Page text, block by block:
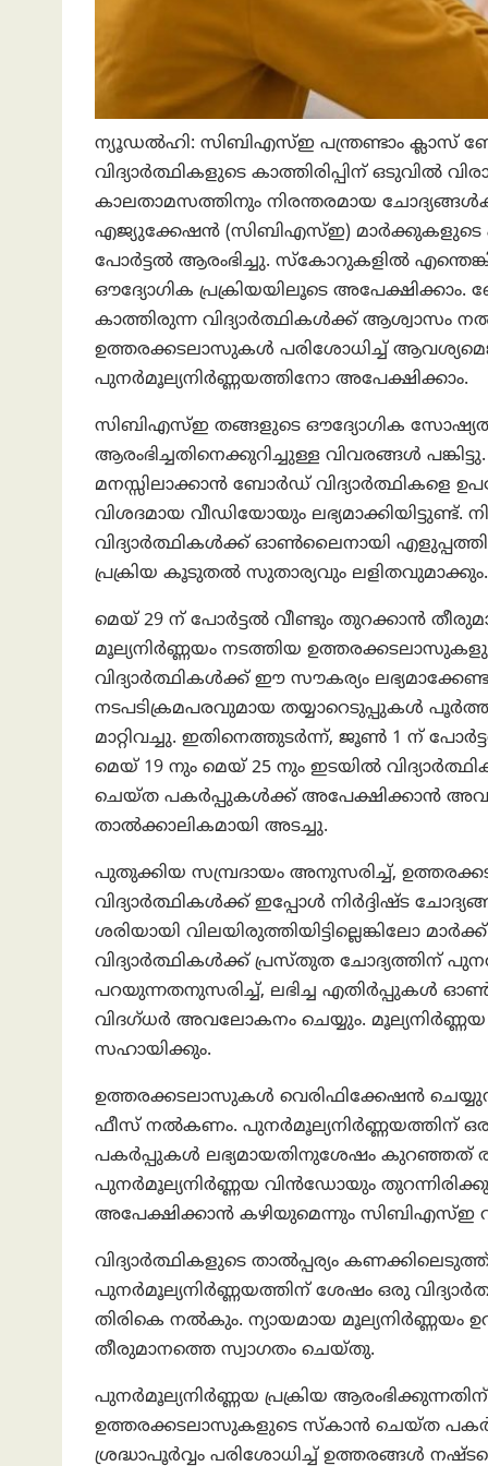
ന്യൂഡൽഹി: സിബിഎസ്ഇ പന്ത്രണ്ടാം ക്ലാസ്
വിദ്യാർത്ഥികളുടെ കാത്തിരിപ്പിന് ഒടുവിൽ
കാലതാമസത്തിനും നിരന്തരമായ
എജ്യുക്കേഷൻ (സിബിഎസ്ഇ) മാർക്കുകളുടെ
പോർട്ടൽ ആരംഭിച്ചു. സ്കോറുകളിൽ
ഔദ്യോഗിക പ്രക്രിയയിലൂടെ
കാത്തിരുന്ന വിദ്യാർത്ഥികൾക്ക് ആശ്വാസം
ഉത്തരക്കടലാസുകൾ പരിശോധിച്ച്
പുനർമൂല്യനിർണ്ണയത്തിനോ അപേക്ഷിക്കാം.
സിബിഎസ്ഇ തങ്ങളുടെ ഔദ്യോഗിക സോഷ്യൽ
ആരംഭിച്ചതിനെക്കുറിച്ചുള്ള വിവരങ്ങൾ
മനസ്സിലാക്കാൻ ബോർഡ് വിദ്യാർത്ഥികളെ
വിശദമായ വീഡിയോയും ലഭ്യമാക്കിയിട്ടുണ്ട്.
വിദ്യാർത്ഥികൾക്ക് ഓൺലൈനായി
പ്രക്രിയ കൂടുതൽ സുതാര്യവും ലളിതവുമാക്കും.
മെയ് 29 ന് പോർട്ടൽ വീണ്ടും തുറക്കാൻ
മൂല്യനിർണ്ണയം നടത്തിയ
വിദ്യാർത്ഥികൾക്ക് ഈ സൗകര്യം
നടപടിക്രമപരവുമായ തയ്യാറെടുപ്പുകൾ
മാറ്റിവച്ചു. ഇതിനെത്തുടർന്ന്, ജൂൺ 1 ന്
മെയ് 19 നും മെയ് 25 നും ഇടയിൽ
ചെയ്ത പകർപ്പുകൾക്ക് അപേക്ഷിക്കാൻ
താൽക്കാലികമായി അടച്ചു.
പുതുക്കിയ സമ്പ്രദായം അനുസരിച്ച്,
വിദ്യാർത്ഥികൾക്ക് ഇപ്പോൾ നിർദ്ദിഷ്ട
ശരിയായി വിലയിരുത്തിയിട്ടില്ലെങ്കിലോ
വിദ്യാർത്ഥികൾക്ക് പ്രസ്തുത ചോദ്യത്തിന്
പറയുന്നതനുസരിച്ച്, ലഭിച്ച എതിർപ്പുകൾ ഓൺ-
വിദഗ്ധർ അവലോകനം ചെയ്യും.
സഹായിക്കും.
ഉത്തരക്കടലാസുകൾ വെരിഫിക്കേഷൻ
ഫീസ് നൽകണം. പുനർമൂല്യനിർണ്ണയത്തിന്
പകർപ്പുകൾ ലഭ്യമായതിനുശേഷം കുറഞ്ഞത്
പുനർമൂല്യനിർണ്ണയ വിൻഡോയും
അപേക്ഷിക്കാൻ കഴിയുമെന്നും സിബിഎസ്ഇ
വിദ്യാർത്ഥികളുടെ താൽപ്പര്യം
പുനർമൂല്യനിർണ്ണയത്തിന് ശേഷം ഒരു
തിരികെ നൽകും. ന്യായമായ മൂല്യനിർണ്ണയം
തീരുമാനത്തെ സ്വാഗതം ചെയ്തു.
പുനർമൂല്യനിർണ്ണയ പ്രക്രിയ
ഉത്തരക്കടലാസുകളുടെ സ്കാൻ ചെയ്ത
ശ്രദ്ധാപൂർവ്വം പരിശോധിച്ച് ഉത്തരങ്ങൾ